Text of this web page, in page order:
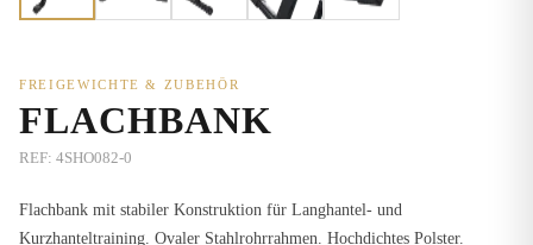
FREIGEWICHTE & ZUBEHÖR
FLACHBANK
REF: 4SHO082-0
Flachbank mit stabiler Konstruktion für Langhantel- und
Kurzhanteltraining. Ovaler Stahlrohrrahmen. Hochdichtes Polster.